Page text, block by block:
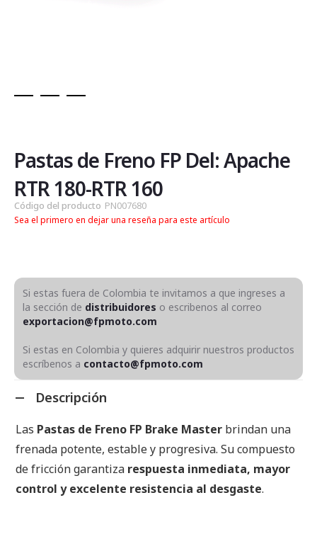
de
la
galería
de
imágenes
Pastas de Freno FP Del: Apache
RTR 180-RTR 160
Código del producto PN007680
Sea el primero en dejar una reseña para este artículo
Si estas fuera de Colombia te invitamos a que ingreses a
la sección de distribuidores o escribenos al correo
exportacion@fpmoto.com
Si estas en Colombia y quieres adquirir nuestros productos
escríbenos a contacto@fpmoto.com
Descripción
Las Pastas de Freno FP Brake Master brindan una
frenada potente, estable y progresiva. Su compuesto
de fricción garantiza respuesta inmediata, mayor
control y excelente resistencia al desgaste.